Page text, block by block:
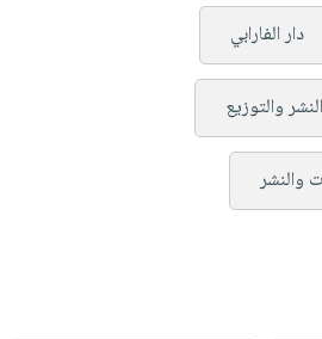
دار الفارابي
والتوزيع
والنشر